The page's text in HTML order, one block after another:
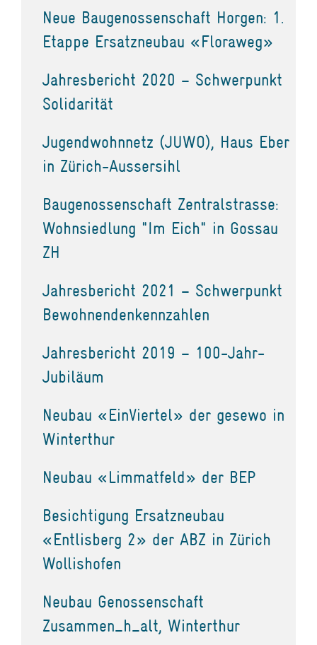
Neue Baugenossenschaft Horgen: 1.
Etappe Ersatzneubau «Floraweg»
Jahresbericht 2020 – Schwerpunkt
Solidarität
Jugendwohnnetz (JUWO), Haus Eber
in Zürich-Aussersihl
Baugenossenschaft Zentralstrasse:
Wohnsiedlung "Im Eich" in Gossau
ZH
Jahresbericht 2021 – Schwerpunkt
Bewohnendenkennzahlen
Jahresbericht 2019 – 100-Jahr-
Jubiläum
Neubau «EinViertel» der gesewo in
Winterthur
Neubau «Limmatfeld» der BEP
Besichtigung Ersatzneubau
«Entlisberg 2» der ABZ in Zürich
Wollishofen
Neubau Genossenschaft
Zusammen_h_alt, Winterthur